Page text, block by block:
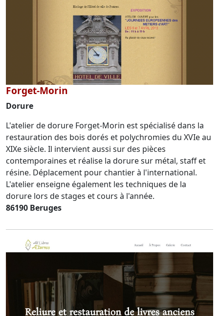
Forget-Morin
Dorure
L'atelier de dorure Forget-Morin est spécialisé dans la
restauration des bois dorés et polychromies du XVIe au
XIXe siècle. Il intervient aussi sur des pièces
contemporaines et réalise la dorure sur métal, staff et
résine. Déplacement pour chantier à l'international.
L'atelier enseigne également les techniques de la
dorure lors de stages et cours à l'année.
86190 Beruges